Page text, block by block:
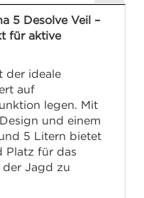
5 Desolve Veil –
für aktive
der ideale
auf
legen. Mit
und einem
5 Litern bietet
Platz für das
Jagd zu